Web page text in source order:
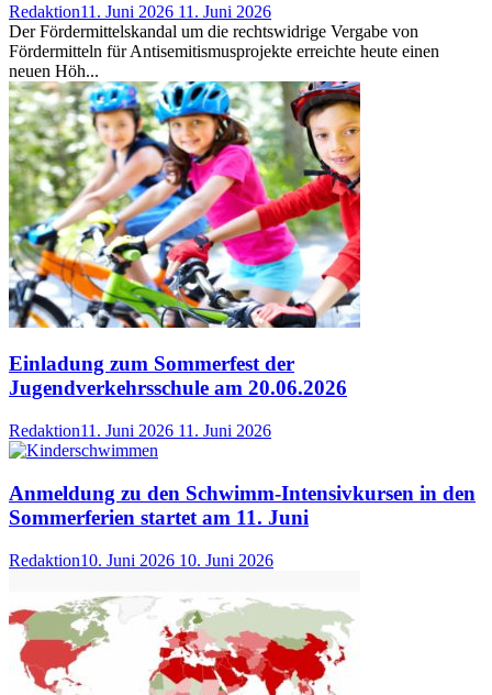
Redaktion11. Juni 2026 11. Juni 2026
Der Fördermittelskandal um die rechtswidrige Vergabe von
Fördermitteln für Antisemitismusprojekte erreichte heute einen
neuen Höh...
Einladung zum Sommerfest der
Jugendverkehrsschule am 20.06.2026
Redaktion11. Juni 2026 11. Juni 2026
Anmeldung zu den Schwimm-Intensivkursen in den
Sommerferien startet am 11. Juni
Redaktion10. Juni 2026 10. Juni 2026